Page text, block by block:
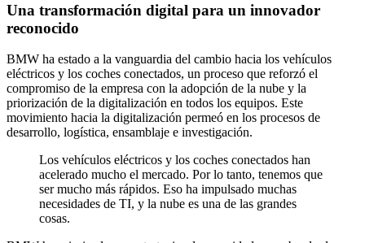
Una transformación digital para un innovador
reconocido
BMW ha estado a la vanguardia del cambio hacia los vehículos
eléctricos y los coches conectados, un proceso que reforzó el
compromiso de la empresa con la adopción de la nube y la
priorización de la digitalización en todos los equipos. Este
movimiento hacia la digitalización permeó en los procesos de
desarrollo, logística, ensamblaje e investigación.
Los vehículos eléctricos y los coches conectados han
acelerado mucho el mercado. Por lo tanto, tenemos que
ser mucho más rápidos. Eso ha impulsado muchas
necesidades de TI, y la nube es una de las grandes
cosas.